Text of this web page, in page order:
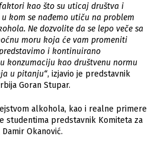
kao što su uticaj društva i
kom se nađemo utiču na problem
Ne dozvolite da se lepo veče sa
moru koja će vam promeniti
i kontinuirano
konzumaciju kao društvenu normu
u pitanju“, izjavio je predstavnik
Goran Stupar.
alkohola, kao i realne primere
studentima predstavnik Komiteta za
Okanović.